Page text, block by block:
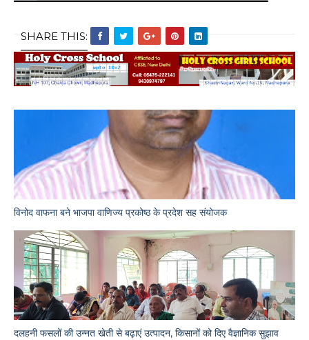
SHARE THIS:
विनोद वाफना बने भाजपा वाणिज्य प्रकोष्ठ के प्रदेश सह संयोजक
दलहनी फसलों की उन्नत खेती से बढ़ाएं उत्पादन, किसानों को दिए वैज्ञानिक सुझाव